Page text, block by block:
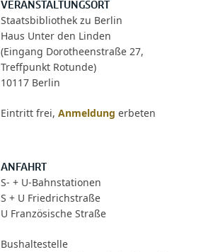
VERANSTALTUNGSORT
Staatsbibliothek zu Berlin
Haus Unter den Linden
(Eingang Dorotheenstraße 27,
Treffpunkt Rotunde)
10117 Berlin
Eintritt frei, Anmeldung erbeten
ANFAHRT
S- + U-Bahnstationen
S + U Friedrichstraße
U Französische Straße
Bushaltestelle